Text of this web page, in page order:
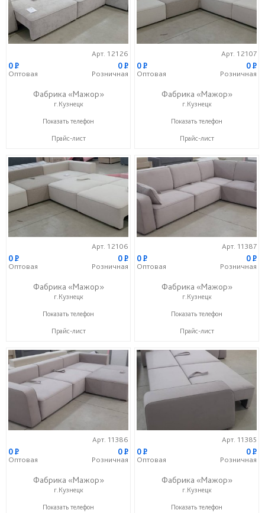
Арт. 12126
0P
Оптовая
0P
Розничная
Фабрика «Мажор»
г.Кузнецк
+7 (999) 611-98-99
Показать телефон
Прайс-лист
Арт. 12107
0P
Оптовая
0P
Розничная
Фабрика «Мажор»
г.Кузнецк
+7 (999) 611-98-99
Показать телефон
Прайс-лист
Арт. 12106
0P
Оптовая
0P
Розничная
Фабрика «Мажор»
г.Кузнецк
+7 (999) 611-98-99
Показать телефон
Прайс-лист
Арт. 11387
0P
Оптовая
0P
Розничная
Фабрика «Мажор»
г.Кузнецк
+7 (999) 611-98-99
Показать телефон
Прайс-лист
Арт. 11386
0P
Оптовая
0P
Розничная
Фабрика «Мажор»
г.Кузнецк
+7 (999) 611-98-99
Показать телефон
Арт. 11385
0P
Оптовая
0P
Розничная
Фабрика «Мажор»
г.Кузнецк
+7 (999) 611-98-99
Показать телефон